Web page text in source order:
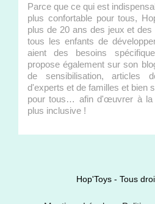
Parce que ce qui est
plus confortable pour tous,
plus de 20 ans des jeux et
tous les enfants de
aient des besoins
propose également sur son
de sensibilisation, articles
d'experts et de familles et bien
pour tous… afin d'œuvrer à la
plus inclusive !
Hop'Toys - Tous